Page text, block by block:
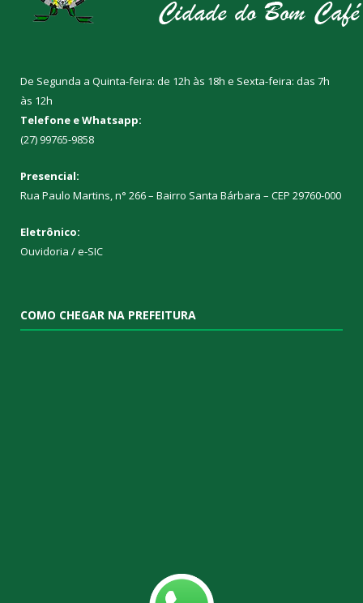
De Segunda a Quinta-feira: de 12h às 18h e Sexta-feira: das 7h
às 12h
Telefone e Whatsapp:
(27) 99765-9858
Presencial:
Rua Paulo Martins, n° 266 – Bairro Santa Bárbara – CEP 29760-000
Eletrônico:
Ouvidoria /e-SIC
COMO CHEGAR NA PREFEITURA